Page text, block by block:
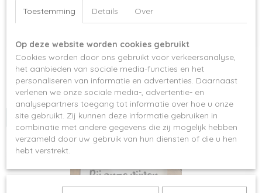
Camping lamp
Campinglamp, werkt op 3 AA batterijen. Keuze uit 3 kleuren…
€ 12,50
IN WINKELWAGEN
Toestemming Details Over
Op deze website worden cookies gebruikt
Cookies worden door ons gebruikt voor verkeersanalyse,
het aanbieden van sociale media-functies en het
personaliseren van informatie en advertenties. Daarnaast
verlenen we onze sociale media-, advertentie- en
analysepartners toegang tot informatie over hoe u onze
site gebruikt. Zij kunnen deze informatie gebruiken in
combinatie met andere gegevens die zij mogelijk hebben
verzameld door uw gebruik van hun diensten of die u hen
hebt verstrekt.